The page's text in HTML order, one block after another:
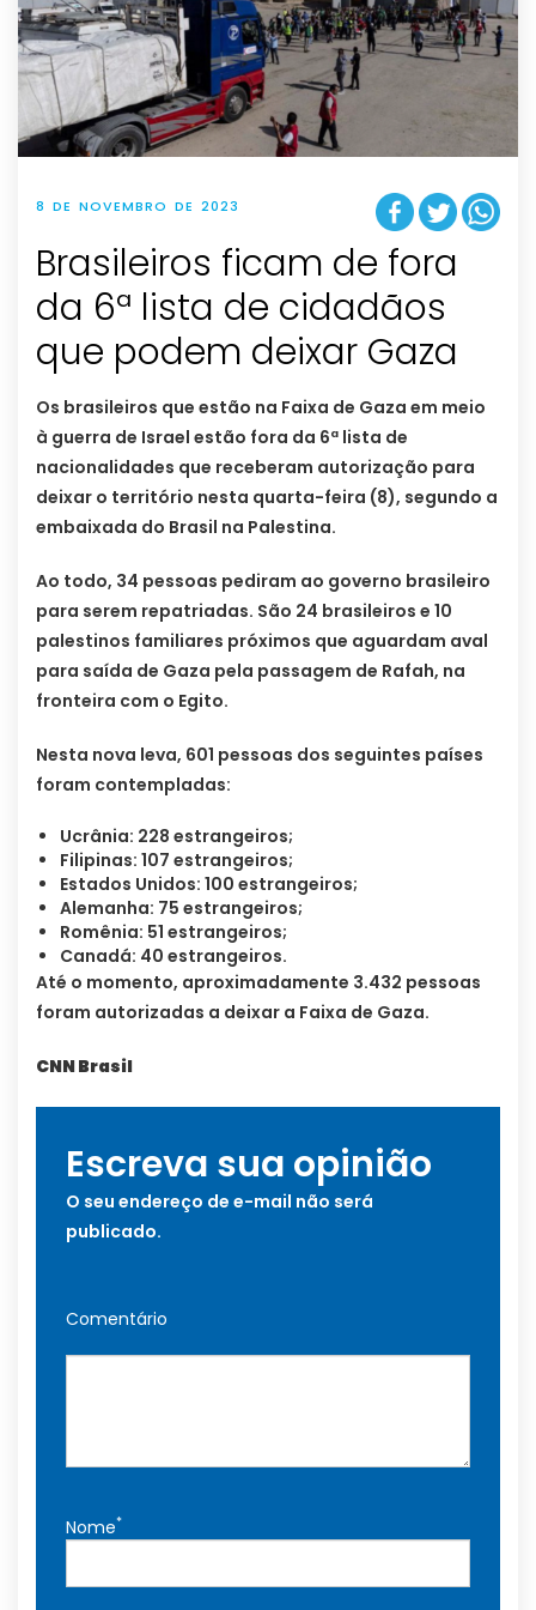
8 DE NOVEMBRO DE 2023
Brasileiros ficam de fora
da 6ª lista de cidadãos
que podem deixar Gaza
Os brasileiros que estão na Faixa de Gaza em meio
à guerra de Israel estão fora da 6ª lista de
nacionalidades que receberam autorização para
deixar o território nesta quarta-feira (8), segundo a
embaixada do Brasil na Palestina.
Ao todo, 34 pessoas pediram ao governo brasileiro
para serem repatriadas. São 24 brasileiros e 10
palestinos familiares próximos que aguardam aval
para saída de Gaza pela passagem de Rafah, na
fronteira com o Egito.
Nesta nova leva, 601 pessoas dos seguintes países
foram contempladas:
Ucrânia: 228 estrangeiros;
Filipinas: 107 estrangeiros;
Estados Unidos: 100 estrangeiros;
Alemanha: 75 estrangeiros;
Romênia: 51 estrangeiros;
Canadá: 40 estrangeiros.
Até o momento, aproximadamente 3.432 pessoas
foram autorizadas a deixar a Faixa de Gaza.
CNN Brasil
Escreva sua opinião
O seu endereço de e-mail não será
publicado.
Comentário
Nome*